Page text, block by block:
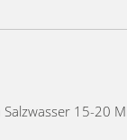
15-20